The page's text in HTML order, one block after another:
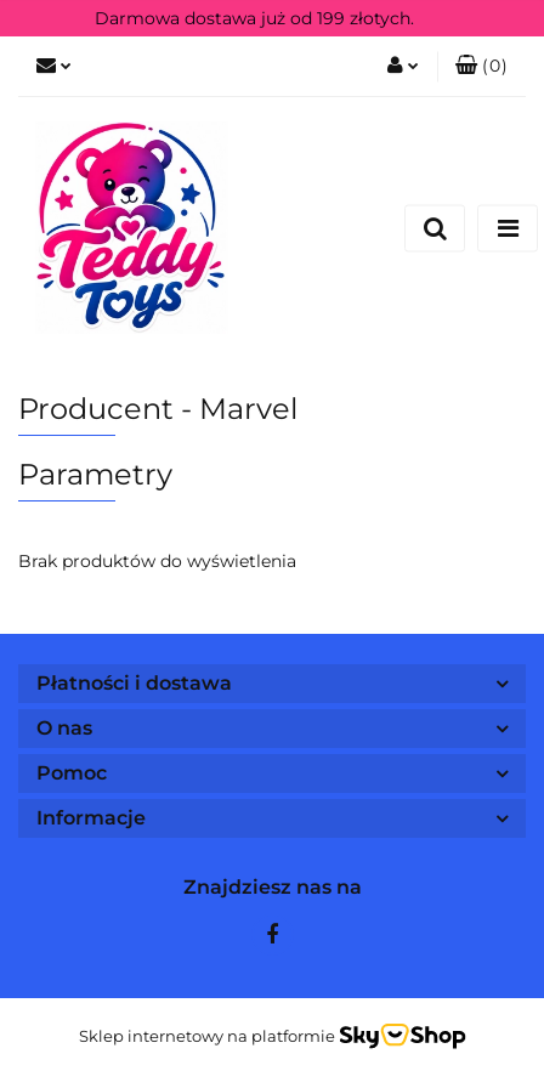
Darmowa dostawa już od 199 złotych.
(0)
Producent - Marvel
Parametry
Brak produktów do wyświetlenia
Płatności i dostawa
O nas
Pomoc
Informacje
Znajdziesz nas na
Sklep internetowy na platformie